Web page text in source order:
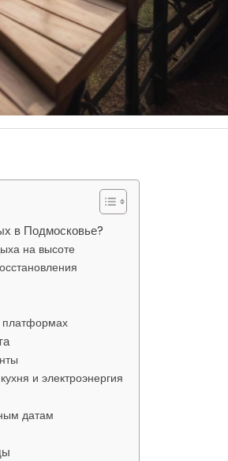
в Подмосковье?
на высоте
платформах
и электроэнергия
датам